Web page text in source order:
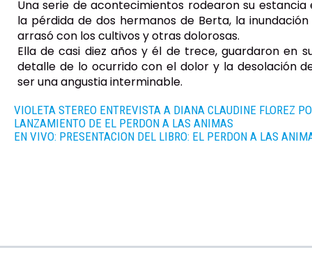
Una serie de acontecimientos rodearon su estancia
la pérdida de dos hermanos de Berta, la
arrasó con los cultivos y otras dolorosas.
Ella de casi diez años y él de trece, guardaron en
detalle de lo ocurrido con el dolor y la desolación
ser una angustia interminable.
VIOLETA STEREO ENTREVISTA A DIANA CLAUDINE FLOREZ
LANZAMIENTO DE EL PERDON A LAS ANIMAS
EN VIVO: PRESENTACION DEL LIBRO: EL PERDON A LAS